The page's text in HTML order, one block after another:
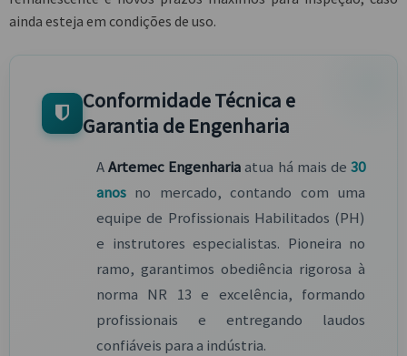
ainda esteja em condições de uso.
Conformidade Técnica e
Garantia de Engenharia
AArtemec Engenhariaatua há mais de30
anos no mercado, contando com uma
equipe de Profissionais Habilitados (PH)
e instrutores especialistas. Pioneira no
ramo, garantimos obediência rigorosa à
norma NR 13 e excelência, formando
profissionais e entregando laudos
confiáveis para a indústria.